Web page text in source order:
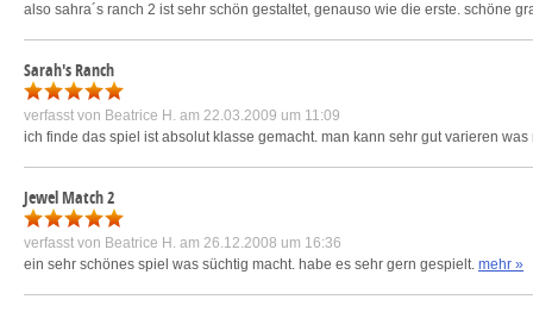
also sahra´s ranch 2 ist sehr schön gestaltet, genauso wie die erste. schöne
Sarah's Ranch
verfasst von Beatrice H. am 22.03.2009 um 11:09
ich finde das spiel ist absolut klasse gemacht. man kann sehr gut varieren
Jewel Match 2
verfasst von Beatrice H. am 26.12.2008 um 16:36
ein sehr schönes spiel was süchtig macht. habe es sehr gern gespielt. mehr »